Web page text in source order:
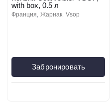
with box, 0.5 л
франция жарнак vsop
Забронировать